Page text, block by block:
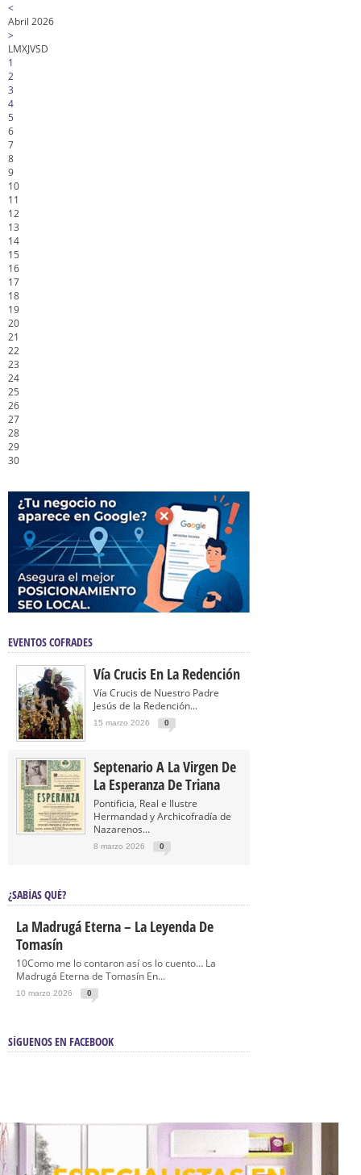
<
Abril 2026
>
LMXJVSD
1
2
3
4
5
6
7
8
9
10
11
12
13
14
15
16
17
18
19
20
21
22
23
24
25
26
27
28
29
30
EVENTOS COFRADES
Vía Crucis En La Redención
Vía Crucis de Nuestro Padre
Jesús de la Redención...
15 marzo 2026 0
Septenario A La Virgen De
La Esperanza De Triana
Pontificia, Real e Ilustre
Hermandad y Archicofradía de
Nazarenos...
8 marzo 2026 0
¿SABÍAS QUÉ?
La Madrugá Eterna – La Leyenda De
Tomasín
10Como me lo contaron así os lo cuento… La
Madrugá Eterna de Tomasín En...
10 marzo 2026 0
SÍGUENOS EN FACEBOOK